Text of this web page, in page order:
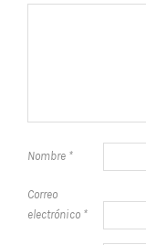
Nombre *
Correo
electrónico *